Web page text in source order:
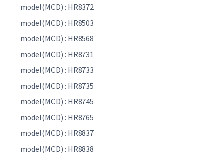
model(MOD) : HR8372
model(MOD) : HR8503
model(MOD) : HR8568
model(MOD) : HR8731
model(MOD) : HR8733
model(MOD) : HR8735
model(MOD) : HR8745
model(MOD) : HR8765
model(MOD) : HR8837
model(MOD) : HR8838